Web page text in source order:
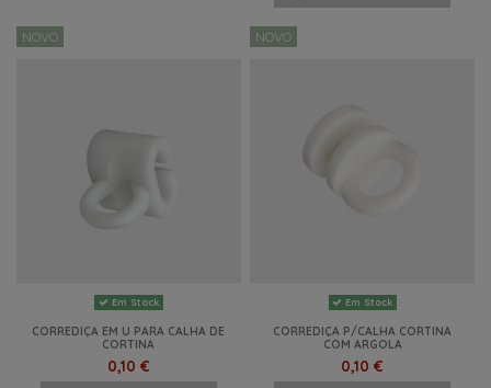
NOVO
Em Stock
CORREDIÇA EM U PARA CALHA DE
CORTINA
0,10 €
NOVO
Em Stock
CORREDIÇA P/CALHA CORTINA
COM ARGOLA
0,10 €